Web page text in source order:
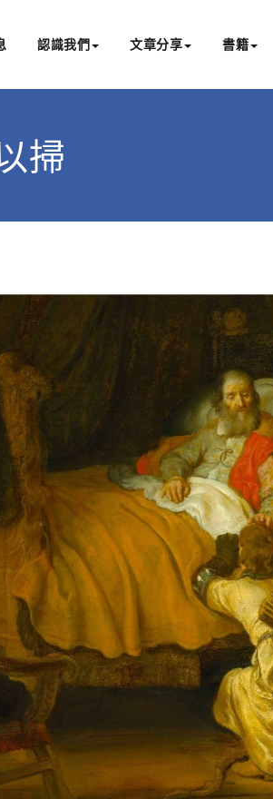
認識我們 文章分享 書籍
掃